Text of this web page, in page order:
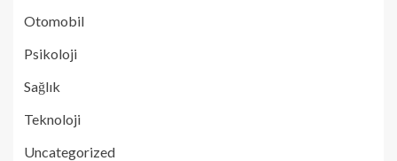
Otomobil
Psikoloji
Sağlık
Teknoloji
Uncategorized